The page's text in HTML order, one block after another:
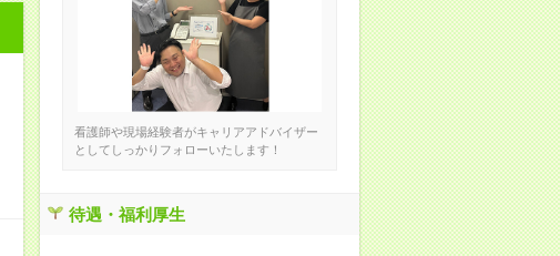
看護師や現場経験者がキャリアアドバイザー
としてしっかりフォローいたします！
待遇・福利厚生